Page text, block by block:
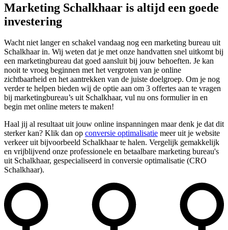
Marketing Schalkhaar is altijd een goede
investering
Wacht niet langer en schakel vandaag nog een marketing bureau uit
Schalkhaar in. Wij weten dat je met onze handvatten snel uitkomt bij
een marketingbureau dat goed aansluit bij jouw behoeften. Je kan
nooit te vroeg beginnen met het vergroten van je online
zichtbaarheid en het aantrekken van de juiste doelgroep. Om je nog
verder te helpen bieden wij de optie aan om 3 offertes aan te vragen
bij marketingbureau’s uit Schalkhaar, vul nu ons formulier in en
begin met online meters te maken!
Haal jij al resultaat uit jouw online inspanningen maar denk je dat dit
sterker kan? Klik dan op conversie optimalisatie meer uit je website
verkeer uit bijvoorbeeld Schalkhaar te halen. Vergelijk gemakkelijk
en vrijblijvend onze professionele en betaalbare marketing bureau's
uit Schalkhaar, gespecialiseerd in conversie optimalisatie (CRO
Schalkhaar).